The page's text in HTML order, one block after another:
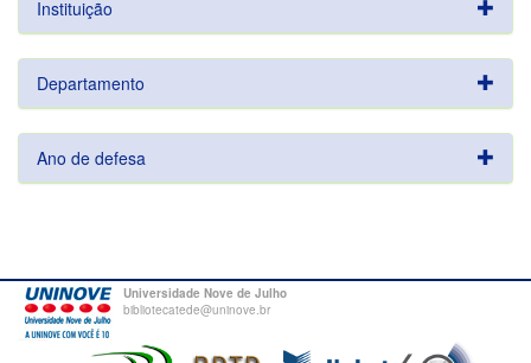
Instituição
Departamento
Ano de defesa
Universidade Nove de Julho
bibliotecatede@uninove.br